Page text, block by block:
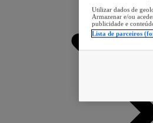
Utilizar dados de
Armazenar e/ou
publicidade e
Lista de parceiros